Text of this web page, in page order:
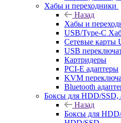
Хабы и переходники
Назад
Хабы и
USB/Type-C
Сетевые карты
USB
Картридеры
PCI-E адаптеры
KVM
Bluetooth
Боксы для HDD/SSD,
Назад
Боксы для